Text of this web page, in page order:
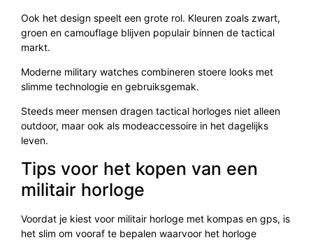
Ook het design speelt een grote rol. Kleuren zoals zwart,
groen en camouflage blijven populair binnen de tactical
markt.
Moderne military watches combineren stoere looks met
slimme technologie en gebruiksgemak.
Steeds meer mensen dragen tactical horloges niet alleen
outdoor, maar ook als modeaccessoire in het dagelijks
leven.
Tips voor het kopen van een
militair horloge
Voordat je kiest voor militair horloge met kompas en gps, is
het slim om vooraf te bepalen waarvoor het horloge